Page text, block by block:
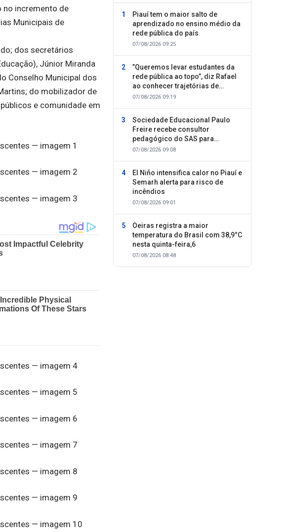
incremento de
Municipais de
dos secretários
Júnior Miranda
Conselho Municipal dos
do mobilizador de
e comunidade em
Piauí tem o maior salto de
aprendizado no ensino médio da
rede pública do país
07/08/2026 09:25
”Queremos levar estudantes da
rede pública ao topo”, diz Rafael
ao conhecer trajetórias de
sucesso
07/08/2026 09:19
Sociedade Educacional Paulo
Freire recebe consultor
pedagógico do SAS para
planejamento do segundo
07/08/2026 09:08
El Niño intensifica calor no Piauí e
Semarh alerta para risco de
incêndios
07/08/2026 09:01
Oeiras registra a maior
temperatura do Brasil com 38,9°C
nesta quinta-feira,6
07/08/2026 08:48